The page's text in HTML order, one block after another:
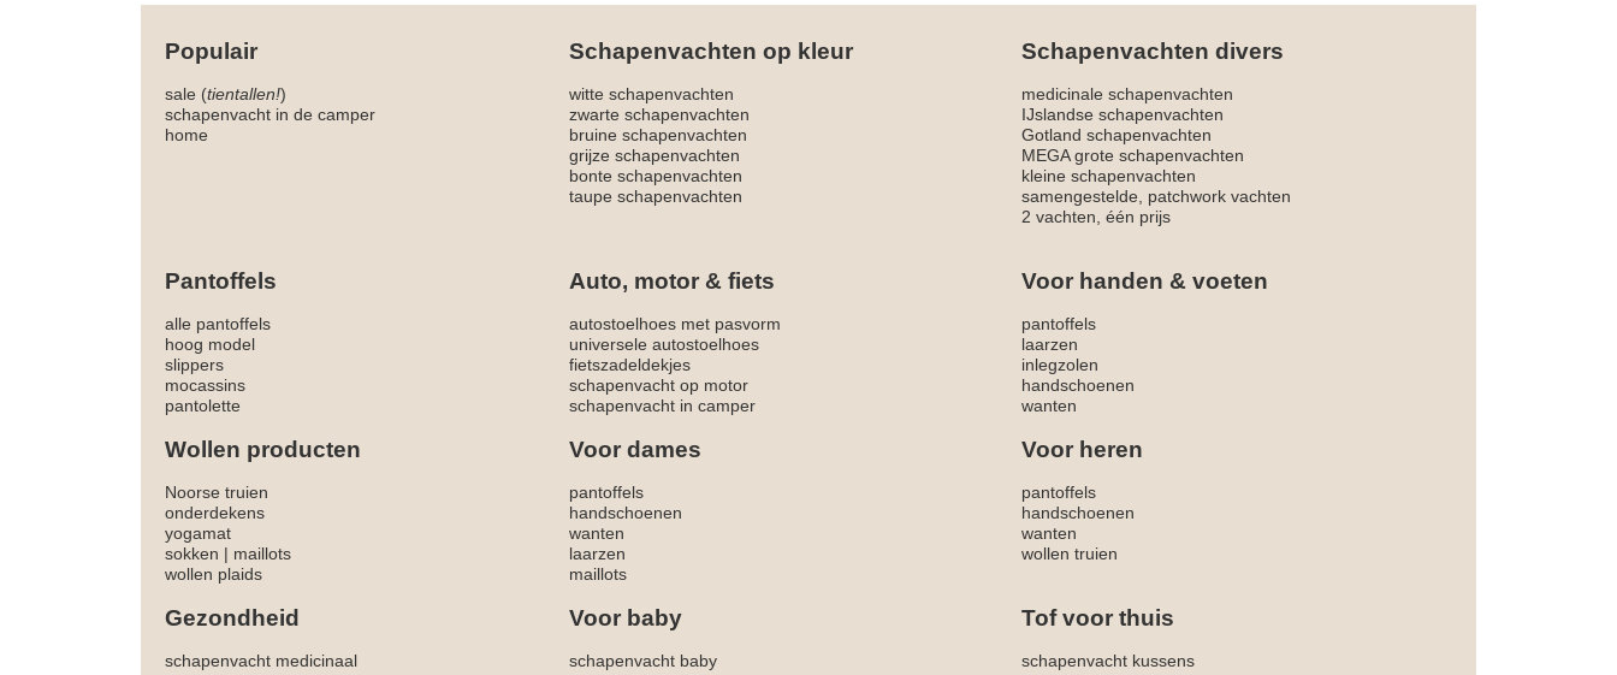
Populair Schapenvachten op kleur Schapenvachten divers
sale (tientallen!) witte schapenvachten
medicinale schapenvachten
schapenvacht in de camper
zwarte schapenvachten
IJslandse schapenvachten
home
bruine schapenvachten
Gotland schapenvachten
grijze schapenvachten
MEGA grote schapenvachten
bonte schapenvachten
kleine schapenvachten
taupe schapenvachten
samengestelde, patchwork vachten
2 vachten, één prijs
Pantoffels Auto, motor & fiets Voor handen & voeten
alle pantoffels autostoelhoes met pasvorm
pantoffels
hoog model
universele autostoelhoes
laarzen
slippers
fietszadeldekjes
inlegzolen
mocassins
schapenvacht op motor
handschoenen
pantolette
schapenvacht in camper wanten
Wollen producten Voor dames Voor heren
Noorse truien pantoffels
pantoffels
onderdekens
handschoenen
handschoenen
yogamat
wanten
wanten
sokken | maillots laarzen
wollen truien
wollen plaids
maillots
Gezondheid Voor baby Tof voor thuis
schapenvacht medicinaal schapenvacht baby
schapenvacht kussens